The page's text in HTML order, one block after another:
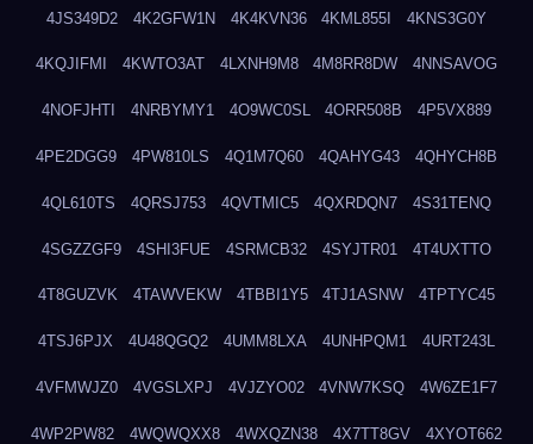
4JS349D2 4K2GFW1N 4K4KVN36 4KML855I 4KNS3G0Y
4KQJIFMI 4KWTO3AT 4LXNH9M8 4M8RR8DW 4NNSAVOG
4NOFJHTI 4NRBYMY1 4O9WC0SL 4ORR508B 4P5VX889
4PE2DGG9 4PW810LS 4Q1M7Q60 4QAHYG43 4QHYCH8B
4QL610TS 4QRSJ753 4QVTMIC5 4QXRDQN7 4S31TENQ
4SGZZGF9 4SHI3FUE 4SRMCB32 4SYJTR01 4T4UXTTO
4T8GUZVK 4TAWVEKW 4TBBI1Y5 4TJ1ASNW 4TPTYC45
4TSJ6PJX 4U48QGQ2 4UMM8LXA 4UNHPQM1 4URT243L
4VFMWJZ0 4VGSLXPJ 4VJZYO02 4VNW7KSQ 4W6ZE1F7
4WP2PW82 4WQWQXX8 4WXQZN38 4X7TT8GV 4XYOT662